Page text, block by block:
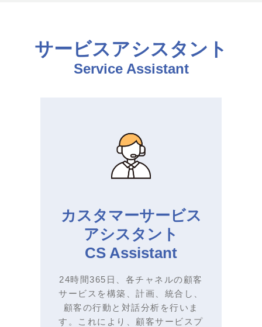
サービスアシスタント
Service Assistant
カスタマーサービス
アシスタント
CS Assistant
24時間365日、各チャネルの顧客
サービスを構築、計画、統合し、
顧客の行動と対話分析を行いま
す。これにより、顧客サービスプ